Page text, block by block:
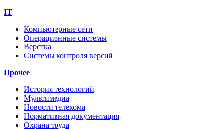
IT
Компьютерные сети
Операционные системы
Верстка
Системы контроля версий
Прочее
История технологий
Мультимедиа
Новости телекома
Нормативная документация
Охрана труда